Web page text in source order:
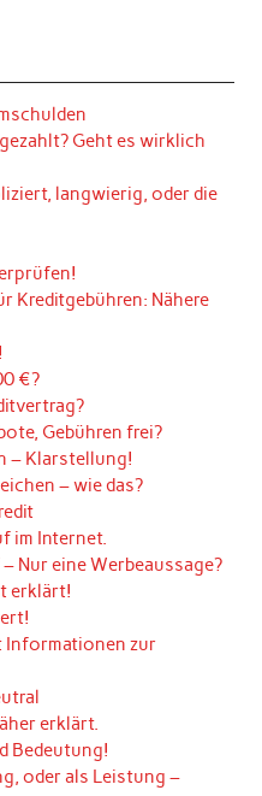
Geht es wirklich
langwierig, oder die
Kreditgebühren: Nähere
€?
Gebühren frei?
– Klarstellung!
– wie das?
im Internet.
Nur eine Werbeaussage?
erklärt!
Informationen zur
erklärt.
Bedeutung!
oder als Leistung –